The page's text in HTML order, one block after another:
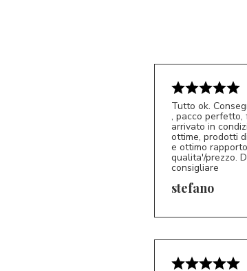
S*
Tutto ok.
, pacco perfetto,
arrivato in
ottime, prodotti
e ottimo rapporto
qualita'/prezzo.
consigliare
stefano